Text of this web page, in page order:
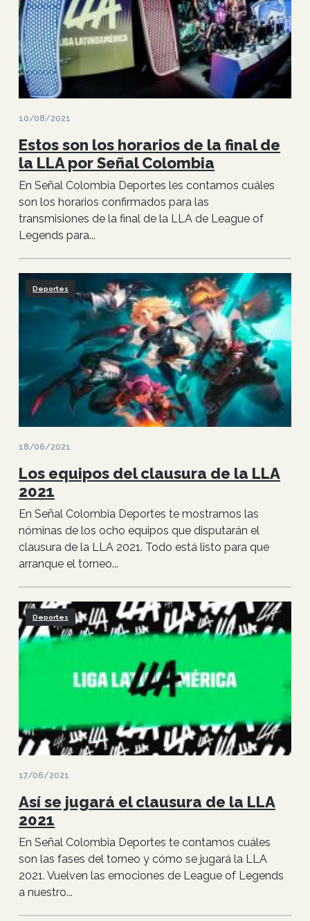
10/08/2021
Estos son los horarios de la final de
la LLA por Señal Colombia
En Señal Colombia Deportes les contamos cuáles
son los horarios confirmados para las
transmisiones de la final de la LLA de League of
Legends para...
Deportes
18/06/2021
Los equipos del clausura de la LLA
2021
En Señal Colombia Deportes te mostramos las
nóminas de los ocho equipos que disputarán el
clausura de la LLA 2021. Todo está listo para que
arranque el torneo...
Deportes
17/06/2021
Así se jugará el clausura de la LLA
2021
En Señal Colombia Deportes te contamos cuáles
son las fases del torneo y cómo se jugará la LLA
2021. Vuelven las emociones de League of Legends
a nuestro...